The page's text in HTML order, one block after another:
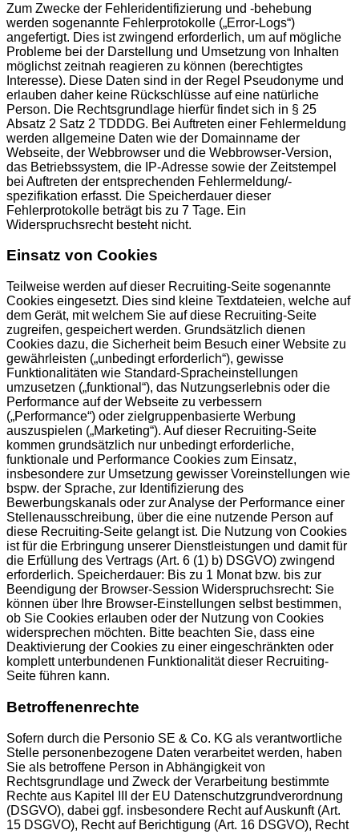
Zum Zwecke der Fehleridentifizierung und -behebung
werden sogenannte Fehlerprotokolle („Error-Logs“)
angefertigt. Dies ist zwingend erforderlich, um auf mögliche
Probleme bei der Darstellung und Umsetzung von Inhalten
möglichst zeitnah reagieren zu können (berechtigtes
Interesse). Diese Daten sind in der Regel Pseudonyme und
erlauben daher keine Rückschlüsse auf eine natürliche
Person. Die Rechtsgrundlage hierfür findet sich in § 25
Absatz 2 Satz 2 TDDDG. Bei Auftreten einer Fehlermeldung
werden allgemeine Daten wie der Domainname der
Webseite, der Webbrowser und die Webbrowser-Version,
das Betriebssystem, die IP-Adresse sowie der Zeitstempel
bei Auftreten der entsprechenden Fehlermeldung/-
spezifikation erfasst. Die Speicherdauer dieser
Fehlerprotokolle beträgt bis zu 7 Tage. Ein
Widerspruchsrecht besteht nicht.
Einsatz von Cookies
Teilweise werden auf dieser Recruiting-Seite sogenannte
Cookies eingesetzt. Dies sind kleine Textdateien, welche auf
dem Gerät, mit welchem Sie auf diese Recruiting-Seite
zugreifen, gespeichert werden. Grundsätzlich dienen
Cookies dazu, die Sicherheit beim Besuch einer Website zu
gewährleisten („unbedingt erforderlich“), gewisse
Funktionalitäten wie Standard-Spracheinstellungen
umzusetzen („funktional“), das Nutzungserlebnis oder die
Performance auf der Webseite zu verbessern
(„Performance“) oder zielgruppenbasierte Werbung
auszuspielen („Marketing“). Auf dieser Recruiting-Seite
kommen grundsätzlich nur unbedingt erforderliche,
funktionale und Performance Cookies zum Einsatz,
insbesondere zur Umsetzung gewisser Voreinstellungen wie
bspw. der Sprache, zur Identifizierung des
Bewerbungskanals oder zur Analyse der Performance einer
Stellenausschreibung, über die eine nutzende Person auf
diese Recruiting-Seite gelangt ist. Die Nutzung von Cookies
ist für die Erbringung unserer Dienstleistungen und damit für
die Erfüllung des Vertrags (Art. 6 (1) b) DSGVO) zwingend
erforderlich. Speicherdauer: Bis zu 1 Monat bzw. bis zur
Beendigung der Browser-Session Widerspruchsrecht: Sie
können über Ihre Browser-Einstellungen selbst bestimmen,
ob Sie Cookies erlauben oder der Nutzung von Cookies
widersprechen möchten. Bitte beachten Sie, dass eine
Deaktivierung der Cookies zu einer eingeschränkten oder
komplett unterbundenen Funktionalität dieser Recruiting-
Seite führen kann.
Betroffenenrechte
Sofern durch die Personio SE & Co. KG als verantwortliche
Stelle personenbezogene Daten verarbeitet werden, haben
Sie als betroffene Person in Abhängigkeit von
Rechtsgrundlage und Zweck der Verarbeitung bestimmte
Rechte aus Kapitel III der EU Datenschutzgrundverordnung
(DSGVO), dabei ggf. insbesondere Recht auf Auskunft (Art.
15 DSGVO), Recht auf Berichtigung (Art. 16 DSGVO), Recht